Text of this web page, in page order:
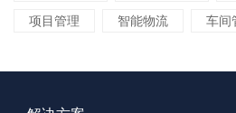
项目管理 智能物流 车间